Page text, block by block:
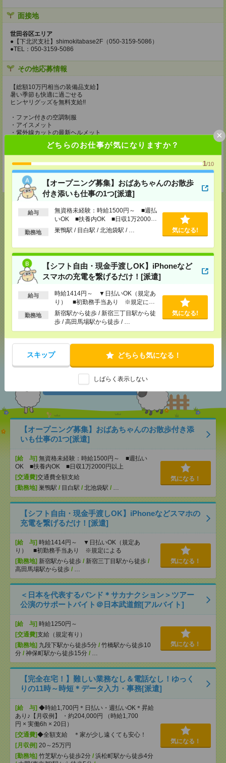
どちらのお仕事が気になりますか？
1/10
【オープニング募集】おばあちゃんのお散歩
付き添いも仕事の1つ[派遣]
給与
無資格未経験：時給1500円～ ■週払
いOK ■扶養内OK ■日収1万2000円
以上
勤務地 巣鴨駅 / 目白駅 / 北池袋駅 / … 気になる!
【シフト自由・現金手渡しOK】iPhoneなど
スマホの充電を繋げるだけ！[派遣]
給与
時給1414円～ ▼日払いOK（規定あ
り） ■初勤務手当あり ※規定によ
る
勤務地
新宿駅から徒歩 / 新宿三丁目駅から徒
歩 / 高田馬場駅から徒歩 / …
気になる!
スキップ どちらも気になる！
しばらく表示しない
×
面接地
世田谷区エリア
●【下北沢支社】shimokitabase2F（050-3159-5086）
●TEL：050-3159-5086
その他応募情報
【総額10万円相当の装備品支給】
暑い季節も快適に過ごせる
ヒンヤリグッズを無料支給!!
・ファン付きの空調制服
・アイスメット
・紫外線カットの最新ヘルメット
・冷却ジェルシート
・塩分タブレット
・完全防水リュック
・軽量安全靴
・靴下3足
・ドリンク手当（200円/1勤務につき）
応募ページへ
気になる！
メール で送る LINE で送る
シェア ツイート ブックマーク
あなたの閲覧履歴からの
おすすめ
【オープニング募集】おばあちゃんのお散歩付き添
いも仕事の1つ[派遣]
[給 与] 無資格未経験：時給1500円～ ■週払い
OK ■扶養内OK ■日収1万2000円以上
[交通費]交通費全額支給
[勤務地] 巣鴨駅 / 目白駅 / 北池袋駅 / …
気になる！
【シフト自由・現金手渡しOK】iPhoneなどスマホの
充電を繋げるだけ！[派遣]
[給 与] 時給1414円～ ▼日払いOK（規定あ
り） ■初勤務手当あり ※規定による
[勤務地] 新宿駅から徒歩 / 新宿三丁目駅から徒歩 /
高田馬場駅から徒歩 / …
気になる！
＜日本を代表するバンド＊サカナクション＞ツアー
公演のサポートバイト＠日本武道館[アルバイト]
[給 与] 時給1250円～
[交通費]支給（規定有り）
[勤務地] 九段下駅から徒歩5分 / 竹橋駅から徒歩10
分 / 神保町駅から徒歩15分 / …
気になる！
【完全在宅！】難しい業務なし＆電話なし！ゆっく
りの11時～時短＊データ入力・事務[派遣]
[給 与] ◆時給1,700円＊日払い・週払いOK＊昇給
あり♪【月収例】 ・約204,000円 （時給1,700
円 × 実働6h × 20日）
[交通費]◆全額支給 ＊家が少し遠くても安心！
[月収例] 20～25万円
[勤務地] 竹芝駅から徒歩2分 / 浜松町駅から徒歩4分
気になる！